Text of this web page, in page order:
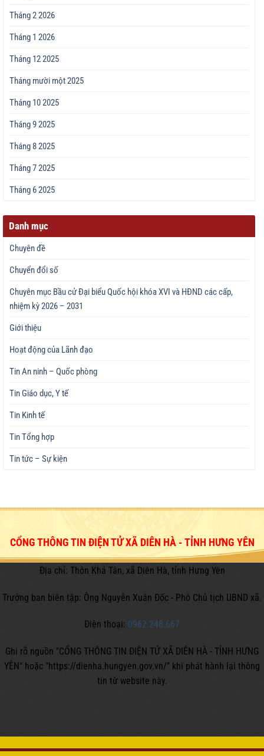
Tháng 2 2026
Tháng 1 2026
Tháng 12 2025
Tháng mười một 2025
Tháng 10 2025
Tháng 9 2025
Tháng 8 2025
Tháng 7 2025
Tháng 6 2025
Danh mục
Chuyên đề
Chuyển đổi số
Chuyên mục Bầu cử Đại biểu Quốc hội khóa XVI và HĐND các cấp,
nhiệm kỳ 2026 – 2031
Giới thiệu
Hoạt động của Lãnh đạo
Tin An ninh – Quốc phòng
Tin Giáo dục, Y tế
Tin Kinh tế
Tin Tổng hợp
Tin tức – Sự kiện
CỔNG THÔNG TIN ĐIỆN TỬ XÃ DIÊN HÀ - TỈNH HƯNG YÊN
Địa chỉ: Thôn Khả Tân, xã Diên Hà, tỉnh Hưng Yên
Trưởng ban biên tập: Ông Nguyễn Xuân Đốc - Phó Chủ tịch UBND xã.
Điện thoại: 0962.248.667
Ghi rõ nguồn "CỔNG THÔNG TIN ĐIỆN TỬ XÃ DIÊN HÀ - TỈNH HƯNG
YÊN" hoặc "https://dienha.hungyen.gov.vn/" khi phát hành lại thông
tin từ website này.